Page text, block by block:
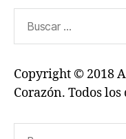
Copyright © 2018
Corazón. Todos